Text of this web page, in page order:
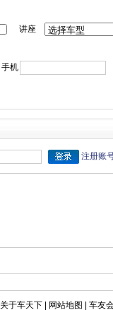
讲座
手机
注册账
关于车天下| 网站地图
车友